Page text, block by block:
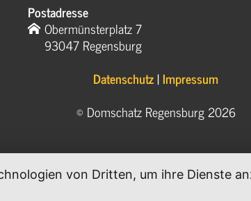
Postadresse
Obermünsterplatz 7
93047 Regensburg
Datenschutz|Impressum
© Domschatz Regensburg 2026
von Dritten, um ihre Dienste